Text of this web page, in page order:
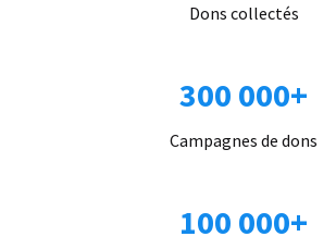
Dons collectés
300 000+
Campagnes de dons
100 000+